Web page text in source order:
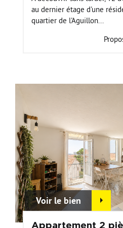
au dernier étage d'une
quartier de l'Aguillon...
Voir le bien
Appartement 2